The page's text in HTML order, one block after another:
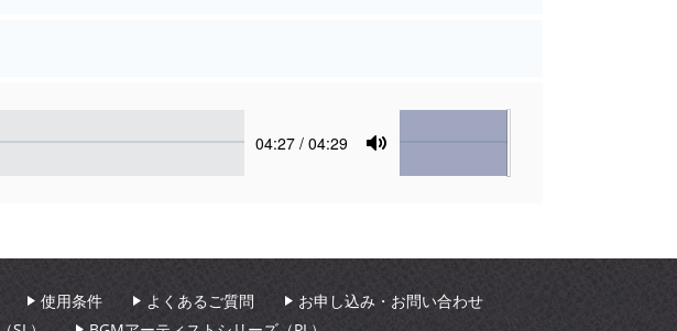
Current
04:27 / 04:29
Mute
Volume
使用条件 よくあるご質問
お申し込み・お問い合わせ